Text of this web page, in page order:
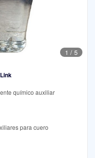
1 / 5
químico auxiliar
para cuero